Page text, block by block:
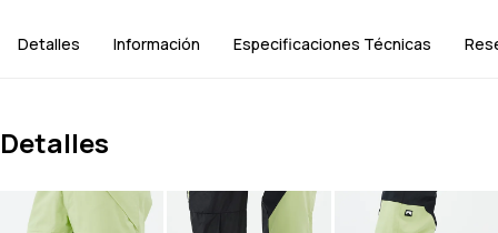
Detalles Información Especificaciones Técnicas
Detalles